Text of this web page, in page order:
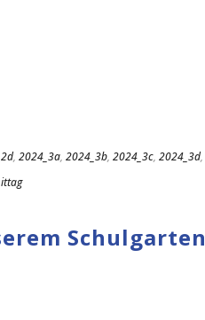
, 2024_3a, 2024_3b, 2024_3c, 2024_3d,
Schulgarten